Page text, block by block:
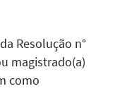
Resolução n°
magistrado(a)
como